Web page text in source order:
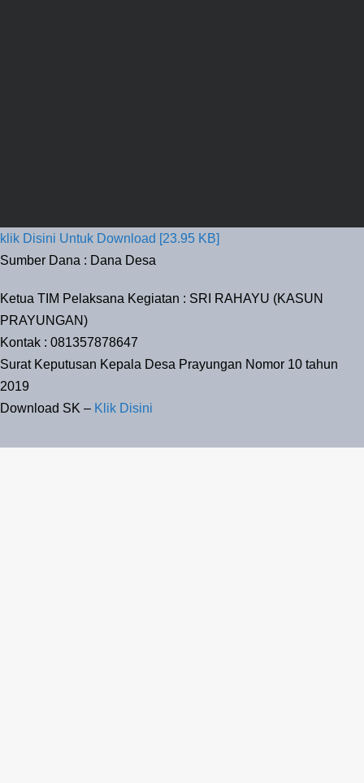
klik Disini Untuk Download [23.95 KB]
Sumber Dana : Dana Desa
Ketua TIM Pelaksana Kegiatan : SRI RAHAYU (KASUN
PRAYUNGAN)
Kontak : 081357878647
Surat Keputusan Kepala Desa Prayungan Nomor 10 tahun
2019
Download SK – Klik Disini